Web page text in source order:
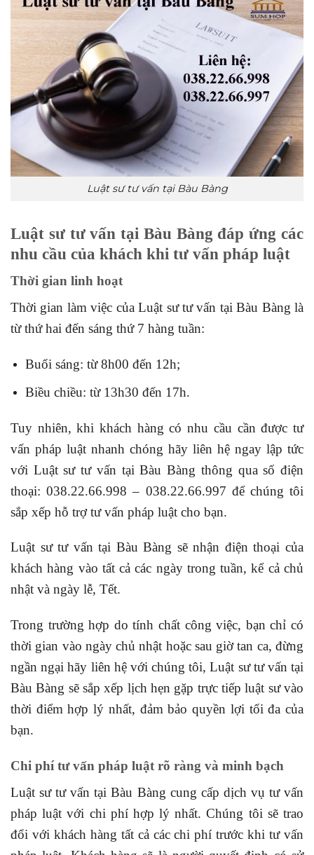
Luật sư tư vấn tại Bàu Bàng
Luật sư tư vấn tại Bàu Bàng đáp ứng các
nhu cầu của khách khi tư vấn pháp luật
Thời gian linh hoạt
Thời gian làm việc của Luật sư tư vấn tại Bàu Bàng là
từ thứ hai đến sáng thứ 7 hàng tuần:
Buổi sáng: từ 8h00 đến 12h;
Biều chiều: từ 13h30 đến 17h.
Tuy nhiên, khi khách hàng có nhu cầu cần được tư
vấn pháp luật nhanh chóng hãy liên hệ ngay lập tức
với Luật sư tư vấn tại Bàu Bàng thông qua số điện
thoại: 038.22.66.998 – 038.22.66.997 để chúng tôi
sắp xếp hỗ trợ tư vấn pháp luật cho bạn.
Luật sư tư vấn tại Bàu Bàng sẽ nhận điện thoại của
khách hàng vào tất cả các ngày trong tuần, kể cả chủ
nhật và ngày lễ, Tết.
Trong trường hợp do tính chất công việc, bạn chỉ có
thời gian vào ngày chủ nhật hoặc sau giờ tan ca, đừng
ngần ngại hãy liên hệ với chúng tôi, Luật sư tư vấn tại
Bàu Bàng sẽ sắp xếp lịch hẹn gặp trực tiếp luật sư vào
thời điểm hợp lý nhất, đảm bảo quyền lợi tối đa của
bạn.
Chi phí tư vấn pháp luật rõ ràng và minh bạch
Luật sư tư vấn tại Bàu Bàng cung cấp dịch vụ tư vấn
pháp luật với chi phí hợp lý nhất. Chúng tôi sẽ trao
đổi với khách hàng tất cả các chi phí trước khi tư vấn